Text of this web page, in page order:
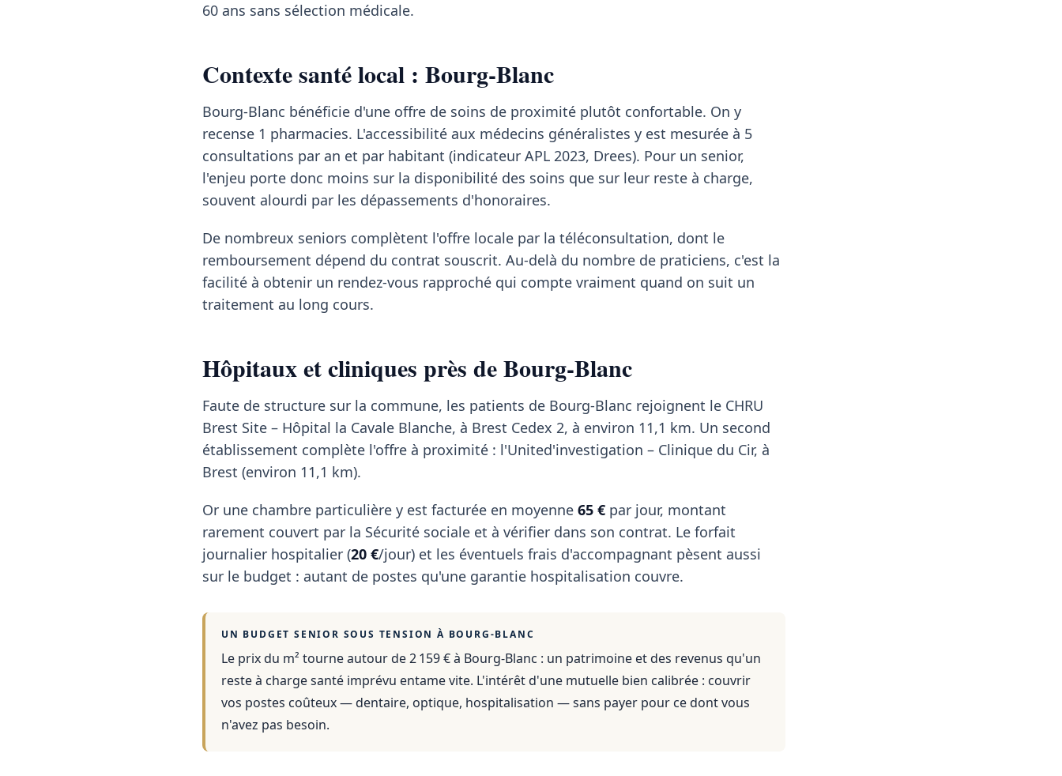
60 ans sans sélection médicale.
Contexte santé local : Bourg-Blanc
Bourg-Blanc bénéficie d'une offre de soins de proximité plutôt confortable. On y
recense 1 pharmacies. L'accessibilité aux médecins généralistes y est mesurée à 5
consultations par an et par habitant (indicateur APL 2023, Drees). Pour un senior,
l'enjeu porte donc moins sur la disponibilité des soins que sur leur reste à charge,
souvent alourdi par les dépassements d'honoraires.
De nombreux seniors complètent l'offre locale par la téléconsultation, dont le
remboursement dépend du contrat souscrit. Au-delà du nombre de praticiens, c'est la
facilité à obtenir un rendez-vous rapproché qui compte vraiment quand on suit un
traitement au long cours.
Hôpitaux et cliniques près de Bourg-Blanc
Faute de structure sur la commune, les patients de Bourg-Blanc rejoignent le CHRU
Brest Site – Hôpital la Cavale Blanche, à Brest Cedex 2, à environ 11,1 km. Un second
établissement complète l'offre à proximité : l'United'investigation – Clinique du Cir, à
Brest (environ 11,1 km).
Or une chambre particulière y est facturée en moyenne 65 € par jour, montant
rarement couvert par la Sécurité sociale et à vérifier dans son contrat. Le forfait
journalier hospitalier (20 €/jour) et les éventuels frais d'accompagnant pèsent aussi
sur le budget : autant de postes qu'une garantie hospitalisation couvre.
UN BUDGET SENIOR SOUS TENSION À BOURG-BLANC
Le prix du m² tourne autour de 2 159 €à Bourg-Blanc : un patrimoine et des revenus qu'un
reste à charge santé imprévu entame vite. L'intérêt d'une mutuelle bien calibrée : couvrir
vos postes coûteux — dentaire, optique, hospitalisation — sans payer pour ce dont vous
n'avez pas besoin.